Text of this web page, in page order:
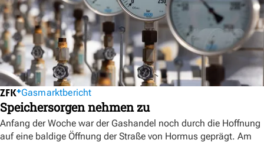
Gasmarktbericht
Speichersorgen nehmen zu
Anfang der Woche war der Gashandel noch durch die Hoffnung
auf eine baldige Öffnung der Straße von Hormus geprägt. Am